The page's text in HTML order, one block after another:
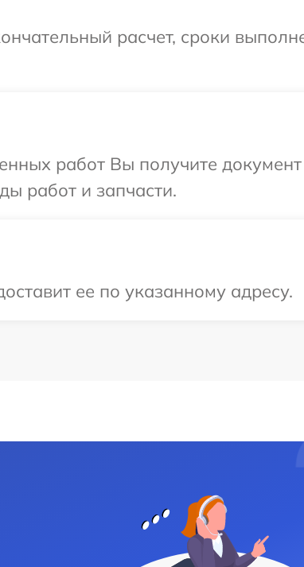
расчет, сроки
работ Вы получите
работ и запчасти.
ее по указанному адресу.